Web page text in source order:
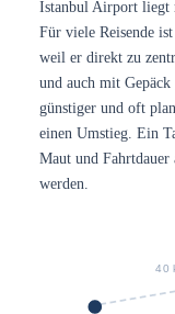
Istanbul Airport liegt
Für viele Reisende
weil er direkt zu
und auch mit
günstiger und oft
einen Umstieg. Ein
Maut und Fahrtdauer
werden.
40